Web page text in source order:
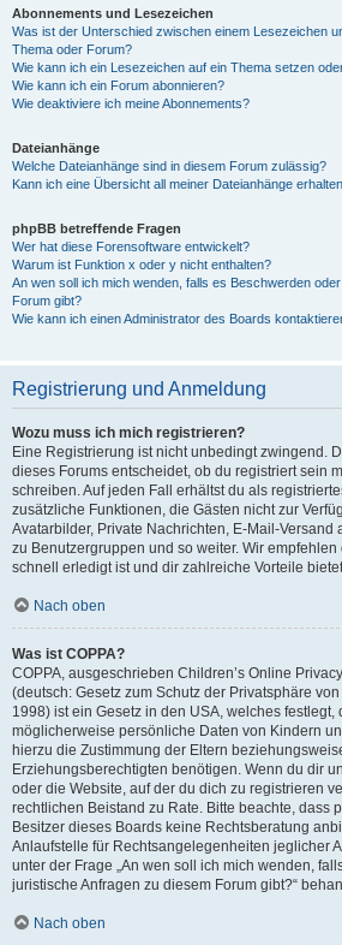
Abonnements und Lesezeichen
Was ist der Unterschied zwischen einem Lesezeichen
Thema oder Forum?
Wie kann ich ein Lesezeichen auf ein Thema setzen
Wie kann ich ein Forum abonnieren?
Wie deaktiviere ich meine Abonnements?
Dateianhänge
Welche Dateianhänge sind in diesem Forum zulässig?
Kann ich eine Übersicht all meiner Dateianhänge
phpBB betreffende Fragen
Wer hat diese Forensoftware entwickelt?
Warum ist Funktion x oder y nicht enthalten?
An wen soll ich mich wenden, falls es Beschwerden
Forum gibt?
Wie kann ich einen Administrator des Boards
Registrierung und Anmeldung
Wozu muss ich mich registrieren?
Eine Registrierung ist nicht unbedingt zwingend.
dieses Forums entscheidet, ob du registriert sein
schreiben. Auf jeden Fall erhältst du als
zusätzliche Funktionen, die Gästen nicht zur
Avatarbilder, Private Nachrichten, E-Mail-Versand
zu Benutzergruppen und so weiter. Wir
schnell erledigt ist und dir zahlreiche Vorteile
Nach oben
Was ist COPPA?
COPPA, ausgeschrieben Children’s Online
(deutsch: Gesetz zum Schutz der Privatsphäre
1998) ist ein Gesetz in den USA, welches festlegt,
möglicherweise persönliche Daten von Kindern
hierzu die Zustimmung der Eltern
Erziehungsberechtigten benötigen. Wenn du dir
oder die Website, auf der du dich zu registrieren
rechtlichen Beistand zu Rate. Bitte beachte, dass
Besitzer dieses Boards keine Rechtsberatung
Anlaufstelle für Rechtsangelegenheiten jeglicher
unter der Frage „An wen soll ich mich wenden,
juristische Anfragen zu diesem Forum gibt?“
Nach oben